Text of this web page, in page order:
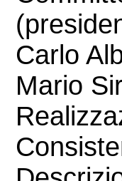
Carlo
Mario